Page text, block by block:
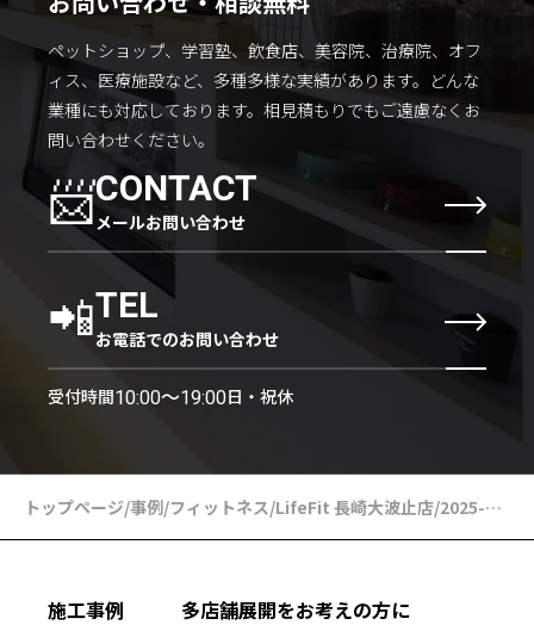
採用情報 会社概要
ペットショップ、学習塾、飲食店、美容院、治療院、オフ
ィス、医療施設など、多種多様な実績があります。 どんな
業種にも対応しております。 相見積もりでもご遠慮なくお
問い合わせください。
📨CONTACT
メールお問い合わせ
📲TEL
お電話でのお問い合わせ
受付時間10:00〜19:00日・祝休
トップページ/事例/フィットネス/LifeFit 長崎大波止店/ 2025-02-16
施工事例
多店舗展開をお考えの方に